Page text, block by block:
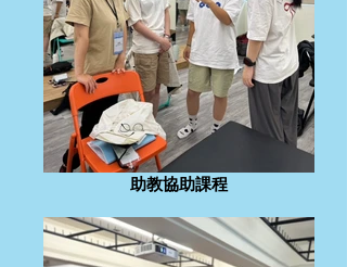
助教協助課程